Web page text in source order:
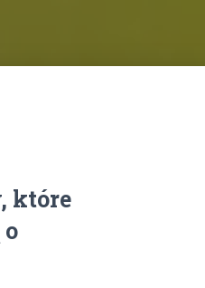
które